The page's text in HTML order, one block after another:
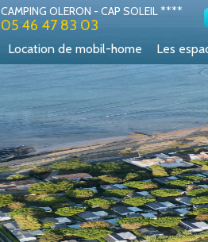
CAMPING OLERON - CAP SOLEIL ****
05 46 47 83 03
Location de mobil-home Les